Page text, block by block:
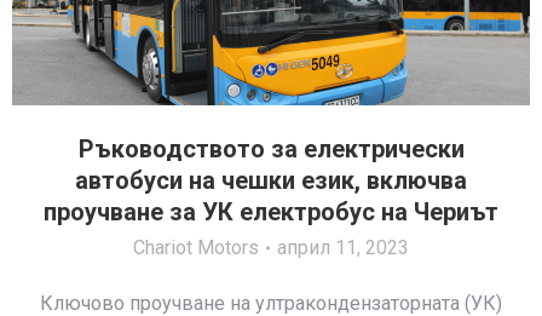
Ръководството за електрически
автобуси на чешки език, включва
проучване за УК електробус на Чериът
Chariot Motors април 11, 2023
Ключово проучване на ултракондензаторната (УК)